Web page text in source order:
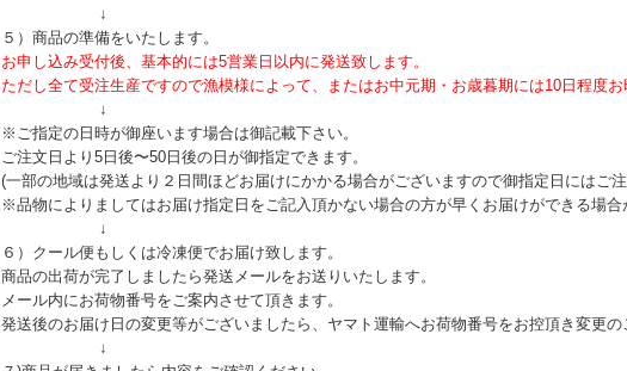
↓
５）商品の準備をいたします。
お申し込み受付後、基本的には5営業日以内に発送致します。
ただし全て受注生産ですので漁模様によって、またはお中元期・お歳暮期には10日程度お
↓
※ご指定の日時が御座います場合は御記載下さい。
ご注文日より5日後〜50日後の日が御指定できます。
(一部の地域は発送より２日間ほどお届けにかかる場合がございますので御指定日にはご
※品物によりましてはお届け指定日をご記入頂かない場合の方が早くお届けができる場合
↓
６）クール便もしくは冷凍便でお届け致します。
商品の出荷が完了しましたら発送メールをお送りいたします。
メール内にお荷物番号をご案内させて頂きます。
発送後のお届け日の変更等がございましたら、ヤマト運輸へお荷物番号をお控頂き変更の
↓